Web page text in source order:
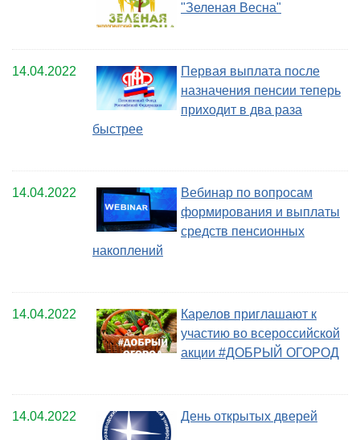
"Зеленая Весна"
14.04.2022
Первая выплата после
назначения пенсии теперь
приходит в два раза
быстрее
14.04.2022
Вебинар по вопросам
формирования и выплаты
средств пенсионных
накоплений
14.04.2022
Карелов приглашают к
участию во всероссийской
акции #ДОБРЫЙ ОГОРОД
14.04.2022 День открытых дверей